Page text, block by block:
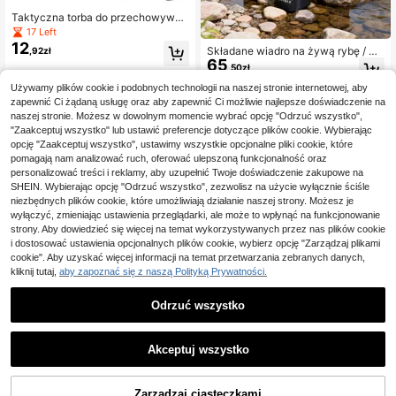
Taktyczna torba do przechowywan
ia, pokrowiec na magazynki do pol
owania, przenośna saszetka biodro
wa, torba na akcesoria kempingow
e i outdoorowe, torba typu dump po
a kobiet i mężczyzn, na piknik i ca
mping, akcesoria i niezbędne rzecz
y na camping
17 Left
12 ,92zł
Plecak wędkarski 55L, duży pl
ecak outdoor o dużej pojemności z
189,00zł
Składane wiadro na żywą rybę / Wi
adro na ryby 20x20 cm z siatką / W
nę / Wielofunkcyjne wiadro wędkar
skie / Pudełko na sprzęt wędkarski
w losowym kolorze
65,50zł
1innych sprzedawców
Używamy plików cookie i podobnych technologii na naszej stronie internetowej, aby
zapewnić Ci żądaną usługę oraz aby zapewnić Ci możliwie najlepsze doświadczenie na
naszej stronie. Możesz w dowolnym momencie wybrać opcję "Odrzuć wszystko",
"Zaakceptuj wszystko" lub ustawić preferencje dotyczące plików cookie. Wybierając
opcję "Zaakceptuj wszystko", ustawimy wszystkie opcjonalne pliki cookie, które
pomagają nam analizować ruch, oferować ulepszoną funkcjonalność oraz
personalizować treści i reklamy, aby uzupełnić Twoje doświadczenie zakupowe na
SHEIN. Wybierając opcję "Odrzuć wszystko", zezwolisz na użycie wyłącznie ściśle
niezbędnych plików cookie, które umożliwiają działanie naszej strony. Możesz je
wyłączyć, zmieniając ustawienia przeglądarki, ale może to wpłynąć na funkcjonowanie
strony. Aby dowiedzieć się więcej na temat wykorzystywanych przez nas plików cookie
i dostosować ustawienia opcjonalnych plików cookie, wybierz opcję "Zarządzaj plikami
cookie". Aby uzyskać więcej informacji na temat przetwarzania zebranych danych,
kliknij tutaj, aby zapoznać się z naszą Polityką Prywatności.
Odrzuć wszystko
Akceptuj wszystko
Zarządzaj ciasteczkami